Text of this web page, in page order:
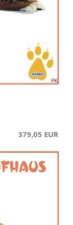
379,05 EUR